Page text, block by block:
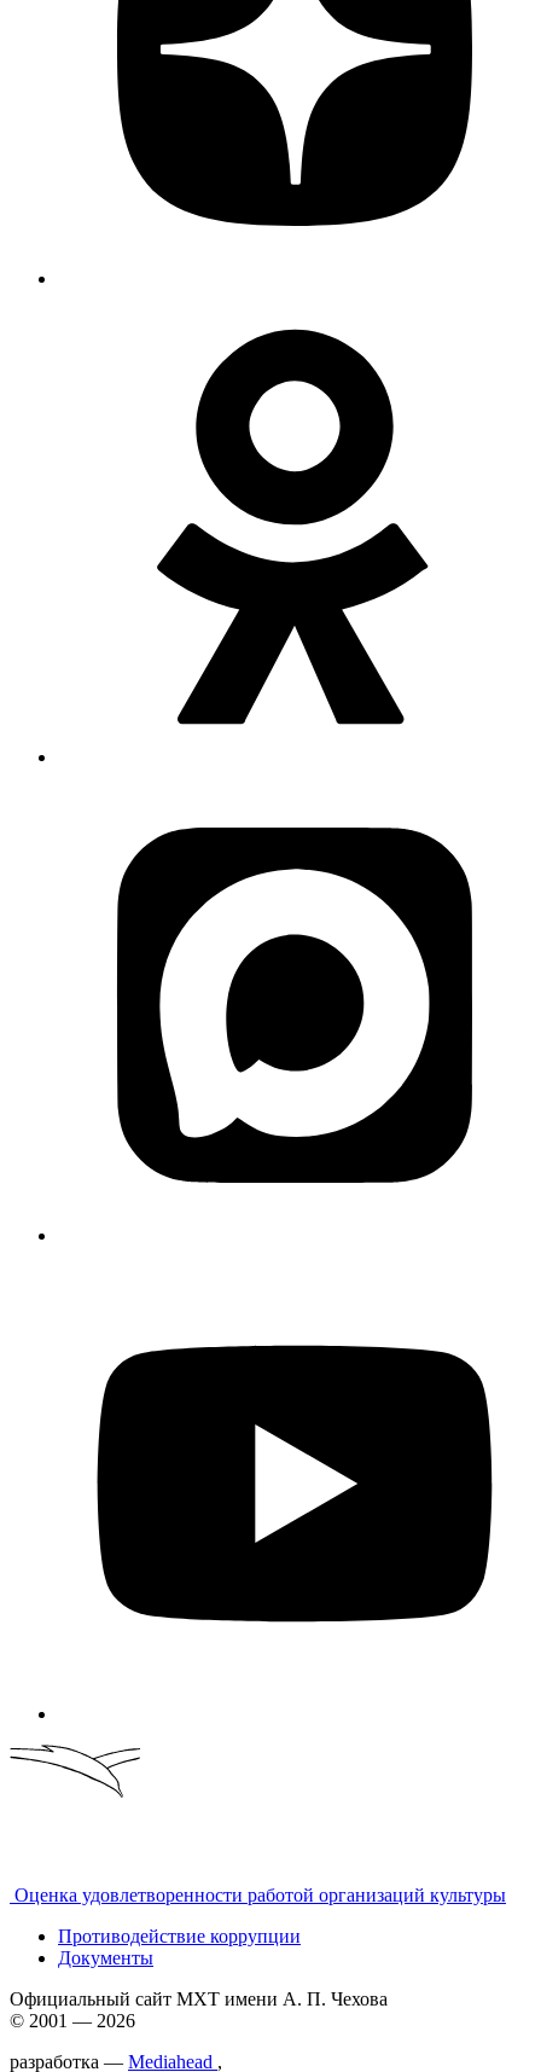
Оценка удовлетворенности работой организаций культуры
Противодействие коррупции
Документы
Официальный сайт МХТ имени А. П. Чехова
© 2001 — 2026
разработка — Mediahead ,